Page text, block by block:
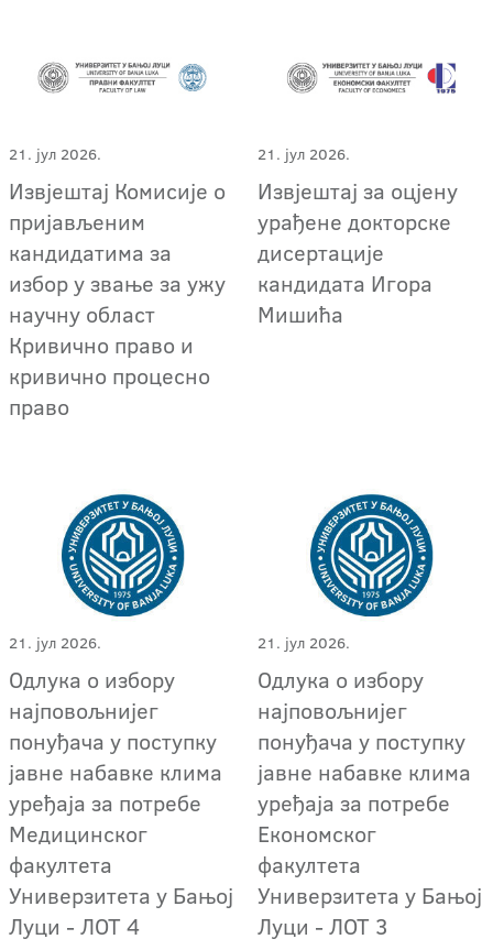
21. јул 2026.
Извјештај Комисије о
пријављеним
кандидатима за
избор у звање за ужу
научну област
Кривично право и
кривично процесно
право
21. јул 2026.
Извјештај за оцјену
урађене докторске
дисертације
кандидата Игора
Мишића
21. јул 2026.
Одлука о избору
најповољнијег
понуђача у поступку
јавне набавке клима
уређаја за потребе
Медицинског
факултета
Универзитета у Бањој
Луци - ЛОТ 4
21. јул 2026.
Одлука о избору
најповољнијег
понуђача у поступку
јавне набавке клима
уређаја за потребе
Економског
факултета
Универзитета у Бањој
Луци - ЛОТ 3